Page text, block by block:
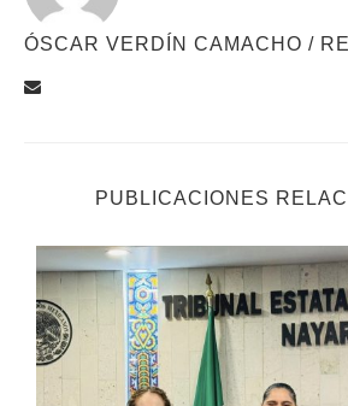
ÓSCAR VERDÍN CAMACHO /
PUBLICACIONES